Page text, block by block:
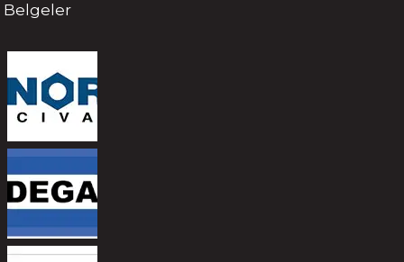
Belgeler